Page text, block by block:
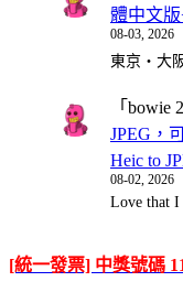
體中文版
08-03, 2026
東京・大
「 bowie
JPEG，
Heic to
08-02, 2026
Love that I
[統一發票] 中獎號碼